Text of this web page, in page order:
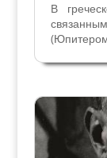
В
духа. В